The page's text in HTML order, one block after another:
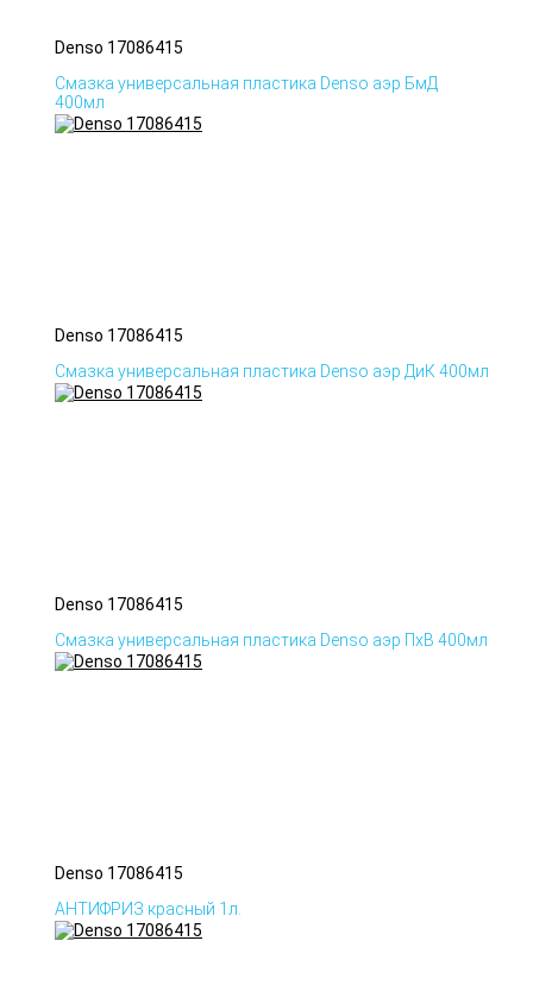
Denso 17086415
Смазка универсальная пластика Denso аэр БмД
400мл
Denso 17086415
Смазка универсальная пластика Denso аэр ДиК 400мл
Denso 17086415
Смазка универсальная пластика Denso аэр ПхВ 400мл
Denso 17086415
АНТИФРИЗ красный 1л.